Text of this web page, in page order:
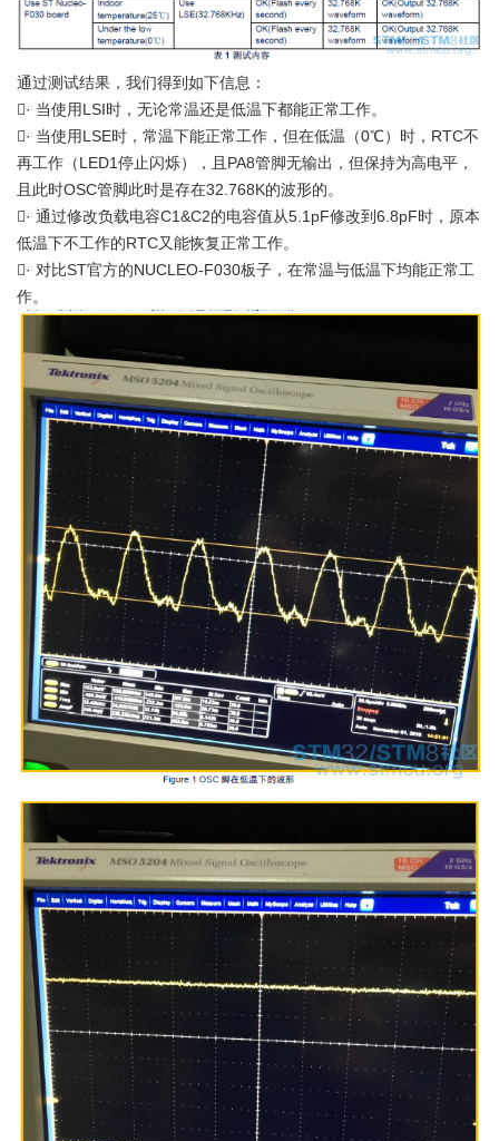
通过测试结果，我们得到如下信息：
· 当使用LSI时，无论常温还是低温下都能正常工作。
· 当使用LSE时，常温下能正常工作，但在低温（0℃）时，RTC不
再工作（LED1停止闪烁），且PA8管脚无输出，但保持为高电平，
且此时OSC管脚此时是存在32.768K的波形的。
· 通过修改负载电容C1&C2的电容值从5.1pF修改到6.8pF时，原本
低温下不工作的RTC又能恢复正常工作。
· 对比ST官方的NUCLEO-F030板子，在常温与低温下均能正常工
作。